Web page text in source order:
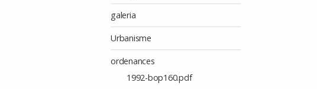
galeria
Urbanisme
ordenances
1992-bop160.pdf